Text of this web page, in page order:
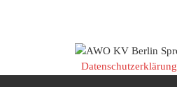
Datenschutzerklärung